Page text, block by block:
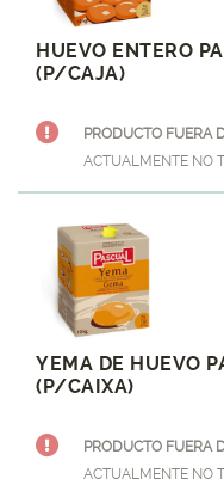
HUEVO ENTERO
(P/CAJA)
PRODUCTO FUERA
ACTUALMENTE NO
YEMA DE HUEVO
(P/CAIXA)
PRODUCTO FUERA
ACTUALMENTE NO